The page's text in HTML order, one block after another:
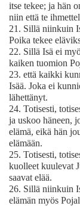
itse tekee; ja hän
niin että te
21. Sillä niinkuin
Poika tekee
22. Sillä Isä ei
kaiken tuomion
23. että kaikki
Isää. Joka ei
lähettänyt.
24. Totisesti,
ja uskoo häneen,
elämä, eikä hän
elämään.
25. Totisesti,
kuolleet kuulevat
saavat elää.
26. Sillä niinkuin
elämän myös